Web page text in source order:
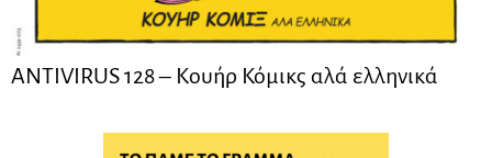
ANTIVIRUS 128 – Kουήρ Κόμικς αλά ελληνικά